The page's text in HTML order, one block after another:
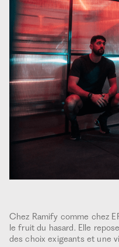
Chez Ramify comme chez
le fruit du hasard. Elle
des choix exigeants et une